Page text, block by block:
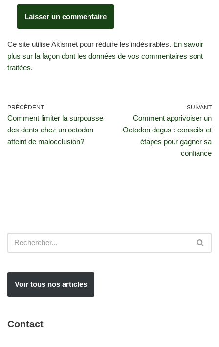
Ce site utilise Akismet pour réduire les indésirables. En savoir
plus sur la façon dont les données de vos commentaires sont
traitées.
PRÉCÉDENT
Comment limiter la surpousse
des dents chez un octodon
atteint de malocclusion?
SUIVANT
Comment apprivoiser un
Octodon degus : conseils et
étapes pour gagner sa
confiance
Voir tous nos articles
Contact